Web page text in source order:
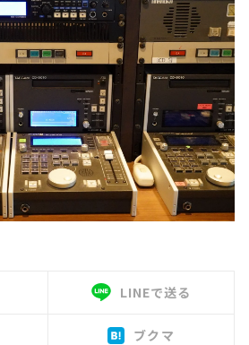
LINEで送る
ブクマ